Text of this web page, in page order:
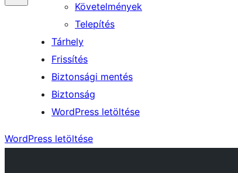
Követelmények
Telepítés
Tárhely
Frissítés
Biztonsági mentés
Biztonság
WordPress letöltése
WordPress letöltése